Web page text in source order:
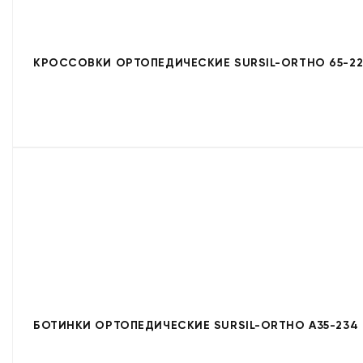
КРОССОВКИ ОРТОПЕДИЧЕСКИЕ SURSIL-ORTHO 65-
БОТИНКИ ОРТОПЕДИЧЕСКИЕ SURSIL-ORTHO A35-234